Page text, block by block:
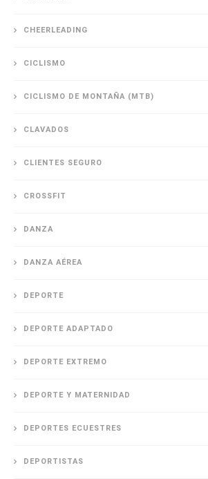
CHEERLEADING
CICLISMO
CICLISMO DE MONTAÑA (MTB)
CLAVADOS
CLIENTES SEGURO
CROSSFIT
DANZA
DANZA AÉREA
DEPORTE
DEPORTE ADAPTADO
DEPORTE EXTREMO
DEPORTE Y MATERNIDAD
DEPORTES ECUESTRES
DEPORTISTAS